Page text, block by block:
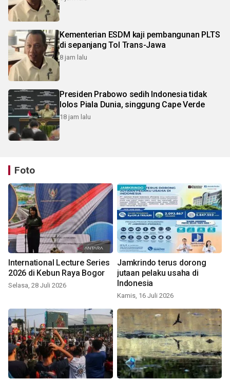
Kementerian ESDM kaji pembangunan PLTS
di sepanjang Tol Trans-Jawa
8 jam lalu
Presiden Prabowo sedih Indonesia tidak
lolos Piala Dunia, singgung Cape Verde
18 jam lalu
Foto
International Lecture Series
2026 di Kebun Raya Bogor
Selasa, 28 Juli 2026
Jamkrindo terus dorong
jutaan pelaku usaha di
Indonesia
Kamis, 16 Juli 2026